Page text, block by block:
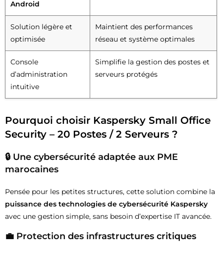
Android
Solution légère et
optimisée
Maintient des performances
réseau et système optimales
Console
d’administration
intuitive
Simplifie la gestion des postes et
serveurs protégés
Pourquoi choisir Kaspersky Small Office
Security – 20 Postes / 2 Serveurs ?
🔒 Une cybersécurité adaptée aux PME
marocaines
Pensée pour les petites structures, cette solution combine la
puissance des technologies de cybersécurité Kaspersky
avec une gestion simple, sans besoin d’expertise IT avancée.
💼 Protection des infrastructures critiques